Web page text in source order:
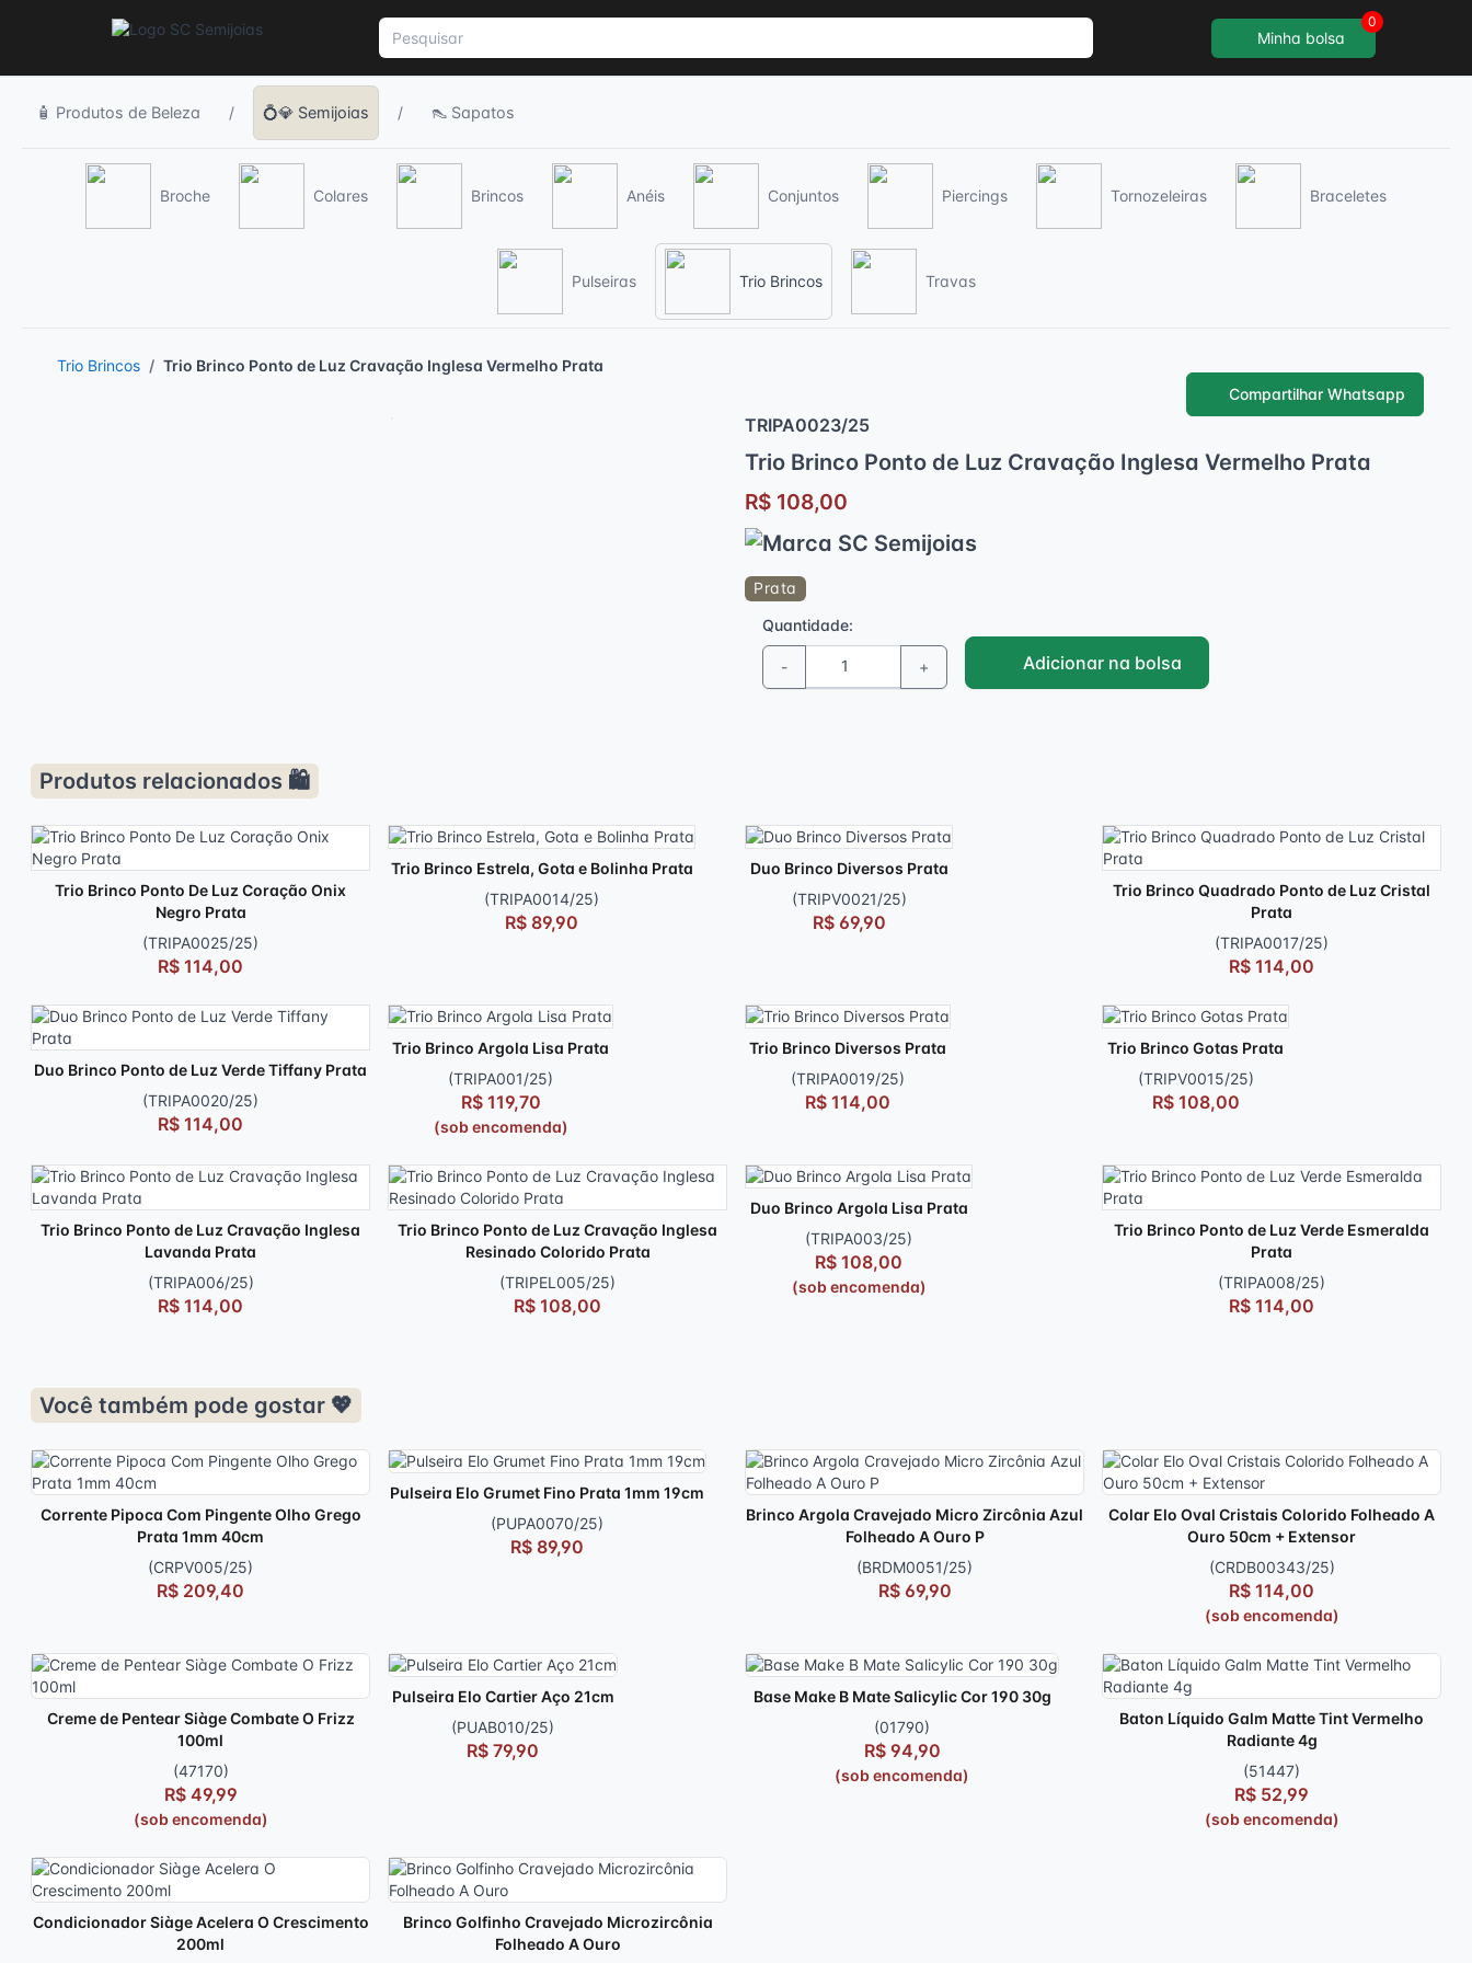
Minha bolsa
0
🧴 Produtos de Beleza / 💍💎 Semijoias / 👠 Sapatos
Broche Colares Brincos Anéis Conjuntos Piercings Tornozeleiras Braceletes
Pulseiras Trio Brincos Travas
Compartilhar Whatsapp
Trio Brincos Trio Brinco Ponto de Luz Cravação Inglesa Vermelho Prata
TRIPA0023/25
Trio Brinco Ponto de Luz Cravação Inglesa Vermelho Prata
R$ 108,00
Prata
Quantidade:
- + Adicionar na bolsa
Produtos relacionados 🛍️
Trio Brinco Ponto De Luz Coração Onix
Negro Prata
(TRIPA0025/25)
R$ 114,00
Trio Brinco Estrela, Gota e Bolinha Prata
(TRIPA0014/25)
R$ 89,90
Duo Brinco Diversos Prata
(TRIPV0021/25)
R$ 69,90
Trio Brinco Quadrado Ponto de Luz Cristal
Prata
(TRIPA0017/25)
R$ 114,00
Duo Brinco Ponto de Luz Verde Tiffany Prata
(TRIPA0020/25)
R$ 114,00
Trio Brinco Argola Lisa Prata
(TRIPA001/25)
R$ 119,70
(sob encomenda)
Trio Brinco Diversos Prata
(TRIPA0019/25)
R$ 114,00
Trio Brinco Gotas Prata
(TRIPV0015/25)
R$ 108,00
Trio Brinco Ponto de Luz Cravação Inglesa
Lavanda Prata
(TRIPA006/25)
R$ 114,00
Trio Brinco Ponto de Luz Cravação Inglesa
Resinado Colorido Prata
(TRIPEL005/25)
R$ 108,00
Duo Brinco Argola Lisa Prata
(TRIPA003/25)
R$ 108,00
(sob encomenda)
Trio Brinco Ponto de Luz Verde Esmeralda
Prata
(TRIPA008/25)
R$ 114,00
Você também pode gostar 💖
Corrente Pipoca Com Pingente Olho Grego
Prata 1mm 40cm
(CRPV005/25)
R$ 209,40
Pulseira Elo Grumet Fino Prata 1mm 19cm
(PUPA0070/25)
R$ 89,90
Brinco Argola Cravejado Micro Zircônia Azul
Folheado A Ouro P
(BRDM0051/25)
R$ 69,90
Colar Elo Oval Cristais Colorido Folheado A
Ouro 50cm + Extensor
(CRDB00343/25)
R$ 114,00
(sob encomenda)
Creme de Pentear Siàge Combate O Frizz
100ml
(47170)
R$ 49,99
(sob encomenda)
Pulseira Elo Cartier Aço 21cm
(PUAB010/25)
R$ 79,90
Base Make B Mate Salicylic Cor 190 30g
(01790)
R$ 94,90
(sob encomenda)
Baton Líquido Galm Matte Tint Vermelho
Radiante 4g
(51447)
R$ 52,99
(sob encomenda)
Condicionador Siàge Acelera O Crescimento
200ml
Brinco Golfinho Cravejado Microzircônia
Folheado A Ouro